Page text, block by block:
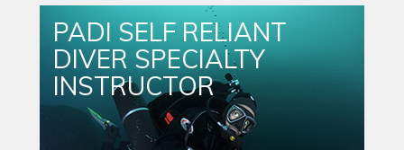
PADI SELF RELIANT
DIVER SPECIALTY
INSTRUCTOR